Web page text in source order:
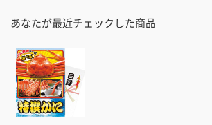
あなたが最近チェックした商品